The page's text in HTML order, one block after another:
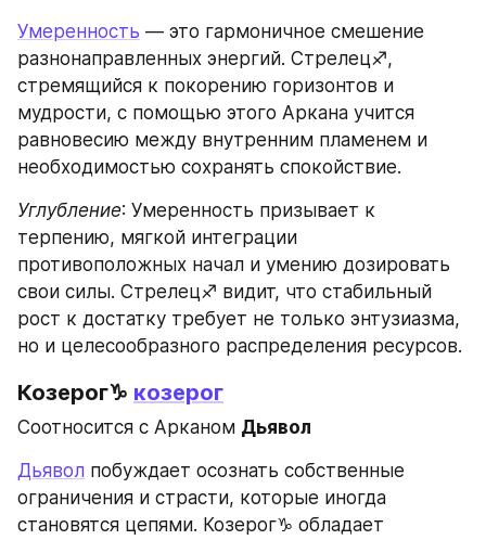
Умеренность — это гармоничное смешение
разнонаправленных энергий. Стрелец♐,
стремящийся к покорению горизонтов и
мудрости, с помощью этого Аркана учится
равновесию между внутренним пламенем и
необходимостью сохранять спокойствие.
Углубление: Умеренность призывает к
терпению, мягкой интеграции
противоположных начал и умению дозировать
свои силы. Стрелец♐ видит, что стабильный
рост к достатку требует не только энтузиазма,
но и целесообразного распределения ресурсов.
Козерог♑ козерог
Соотносится с Арканом Дьявол
Дьявол побуждает осознать собственные
ограничения и страсти, которые иногда
становятся цепями. Козерог♑ обладает